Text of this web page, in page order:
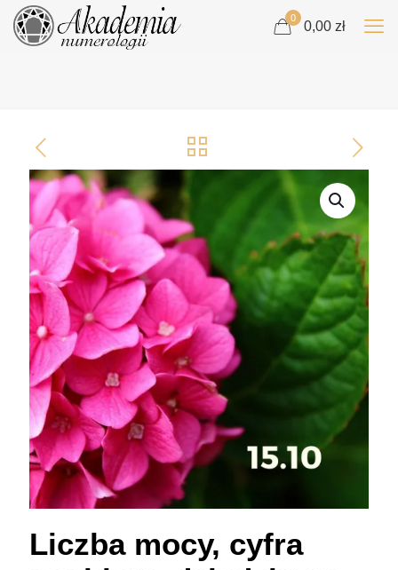
0
0,00 zł
Liczba mocy, cyfra